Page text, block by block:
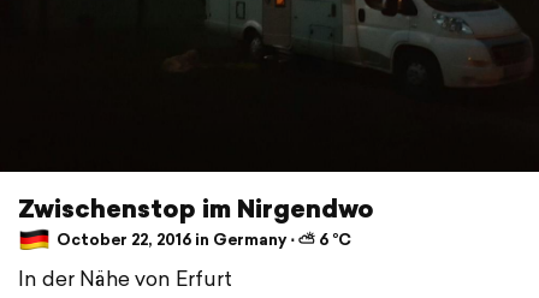
Zwischenstop im Nirgendwo
October 22, 2016 in Germany ⋅ ⛅ 6 °C
In der Nähe von Erfurt